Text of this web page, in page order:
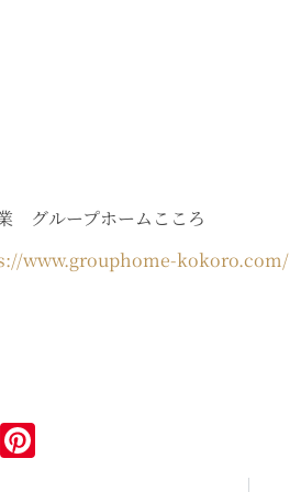
グループホームこころ
www.grouphome-kokoro.com/
Email